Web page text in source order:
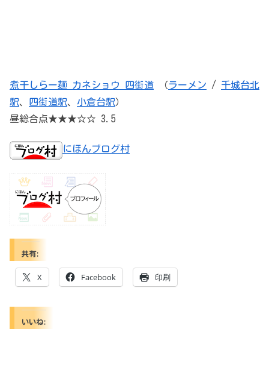
煮干しらー麺 カネショウ 四街道 （ラーメン / 千城台北
駅、 四街道駅、 小倉台駅）
昼総合点★★★☆☆ 3.5
にほんブログ村
共有:
X Facebook 印刷
いいね: